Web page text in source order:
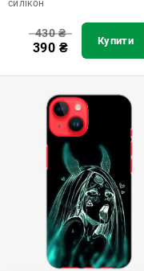
силікон
430₴
390 ₴ Купити